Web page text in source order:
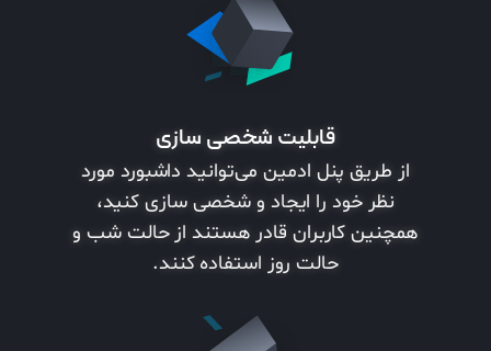
قابلیت شخصی سازی
از طریق پنل ادمین می‌توانید داشبورد مورد
نظر خود را ایجاد و شخصی سازی کنید،
همچنین کاربران قادر هستند از حالت شب و
حالت روز استفاده کنند.